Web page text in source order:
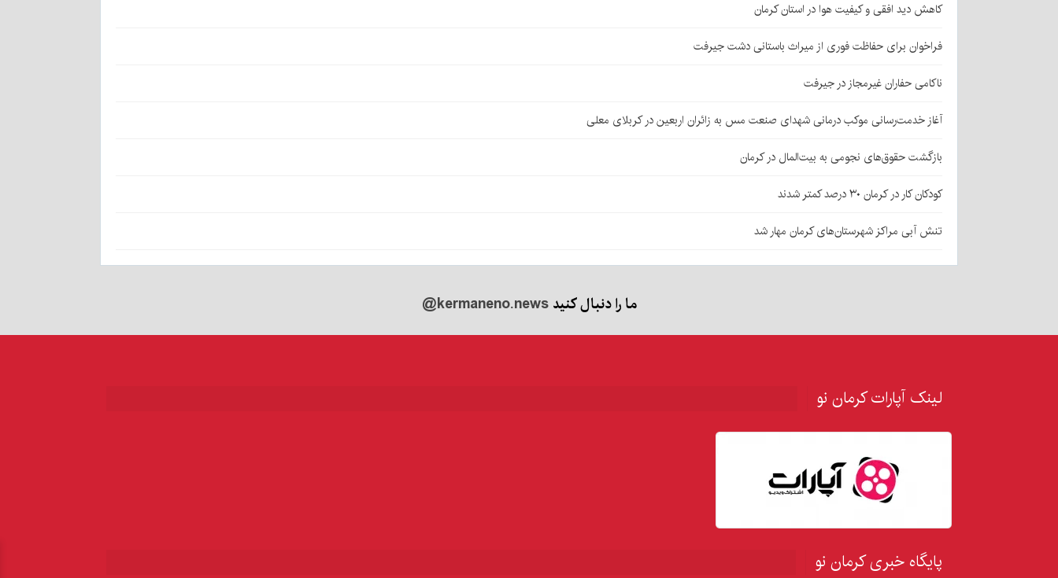
کاهش دید افقی و کیفیت هوا در استان کرمان
فراخوان برای حفاظت فوری از میراث باستانی دشت جیرفت
ناکامی حفاران غیرمجاز در جیرفت
آغاز خدمت‌رسانی موکب درمانی شهدای صنعت مس به زائران اربعین در کربلای معلی
بازگشت حقوق‌های نجومی به بیت‌المال در کرمان
کودکان کار در کرمان ۳۰ درصد کمتر شدند
تنش آبی مراکز شهرستان‌های کرمان مهار شد
ما را دنبال کنید@kermaneno.news
لینک آپارات کرمان نو
پایگاه خبری کرمان نو